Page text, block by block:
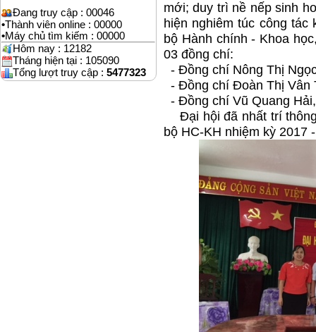
Đang truy cập : 00046
•Thành viên online : 00000
•Máy chủ tìm kiếm : 00000
Hôm nay : 12182
Tháng hiện tại : 105090
Tổng lượt truy cập : 5477323
mới; duy trì nề nếp sinh
hiện nghiêm túc công
bộ Hành chính - Khoa
03 đồng chí:
- Đồng chí Nông Thị
- Đồng chí Đoàn Thị
- Đồng chí Vũ Quang
Đại hội đã nhất trí
bộ HC-KH nhiệm kỳ 2017